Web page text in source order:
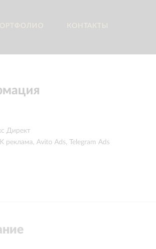
КОНТАКТЫ
Директ
реклама, Avito Ads, Telegram Ads